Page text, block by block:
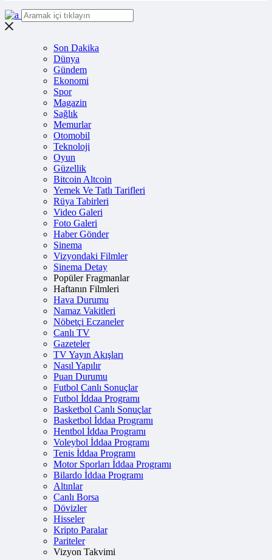
Son Dakika
Dünya
Gündem
Ekonomi
Spor
Magazin
Sağlık
Memurlar
Otomobil
Teknoloji
Oyun
Güzellik
Bitcoin Altcoin
Yemek Ve Tatlı Tarifleri
Rüya Tabirleri
Video Galeri
Foto Galeri
Haber Gönder
Sinema
Vizyondaki Filmler
Sinema Detay
Popüler Fragmanlar
Haftanın Filmleri
Hava Durumu
Namaz Vakitleri
Nöbetçi Eczaneler
Canlı TV
Gazeteler
TV Yayın Akışları
Nasıl Yapılır
Puan Durumu
Futbol Canlı Sonuçlar
Futbol İddaa Programı
Basketbol Canlı Sonuçlar
Basketbol İddaa Programı
Hentbol İddaa Programı
Voleybol İddaa Programı
Tenis İddaa Programı
Motor Sporları İddaa Programı
Bilardo İddaa Programı
Altınlar
Canlı Borsa
Dövizler
Hisseler
Kripto Paralar
Pariteler
Vizyon Takvimi